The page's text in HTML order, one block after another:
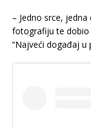
– Jedno srce,
fotografiju te dobio
“Najveći događaj u